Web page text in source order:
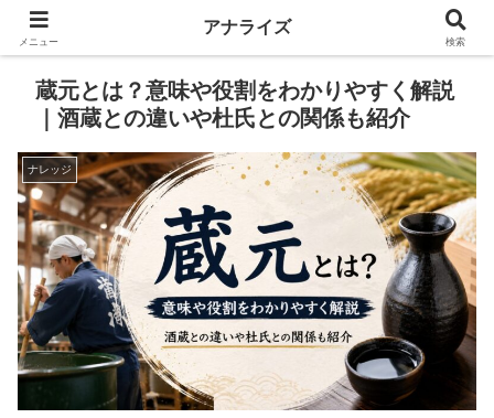
蔵元とは？意味や役割をわかりやすく解説
｜酒蔵との違いや杜氏との関係も紹介
ナレッジ
メニュー
アナライズ
検索